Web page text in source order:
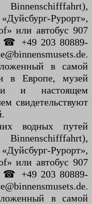
Рурорт»,
или автобус 907
☎ +49 203 80889-
в самой
в Европе, музей
и настоящем
свидетельствуют
водных путей
Рурорт»,
или автобус 907
☎ +49 203 80889-
в самой